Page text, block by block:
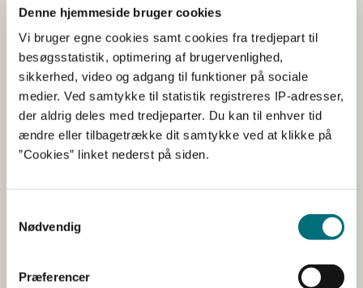
Denne hjemmeside bruger cookies
Vi bruger egne cookies samt cookies fra tredjepart til
besøgsstatistik, optimering af brugervenlighed,
sikkerhed, video og adgang til funktioner på sociale
medier. Ved samtykke til statistik registreres IP-adresser,
der aldrig deles med tredjeparter. Du kan til enhver tid
ændre eller tilbagetrække dit samtykke ved at klikke på
”Cookies” linket nederst på siden.
Nødvendig
Præferencer
fremlægges et IMA 1-certifikat for Toldstyrelsen, som er
udstedt af de newzealandske myndigheder.
Nye toldkontingenter på mejeri
med løbende ansøgning
På følgende tre kontingenter kan der løbende indsendes
toldsats på 20 %. I perioden 1. maj – 31. december
2024 er mængden 3 333,333 ton. Mængden øges i
2025 til 6 428 ton, og er i 2031 steget til 15 000 ton.